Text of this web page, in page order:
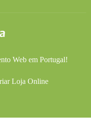
Webem Portugal!
Loja Online